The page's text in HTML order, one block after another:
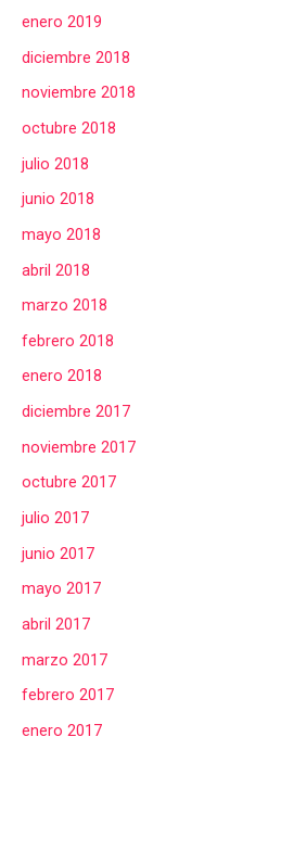
enero 2019
diciembre 2018
noviembre 2018
octubre 2018
julio 2018
junio 2018
mayo 2018
abril 2018
marzo 2018
febrero 2018
enero 2018
diciembre 2017
noviembre 2017
octubre 2017
julio 2017
junio 2017
mayo 2017
abril 2017
marzo 2017
febrero 2017
enero 2017